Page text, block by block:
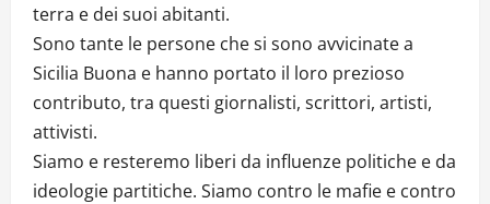
terra e dei suoi abitanti.
Sono tante le persone che si sono avvicinate a
Sicilia Buona e hanno portato il loro prezioso
contributo, tra questi giornalisti, scrittori, artisti,
attivisti.
Siamo e resteremo liberi da influenze politiche e da
ideologie partitiche. Siamo contro le mafie e contro